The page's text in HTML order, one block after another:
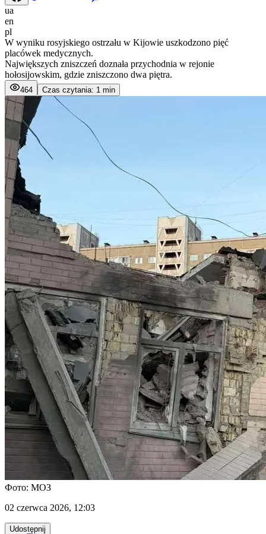
ua
en
pl
W wyniku rosyjskiego ostrzału w Kijowie uszkodzono pięć
placówek medycznych.
Największych zniszczeń doznała przychodnia w rejonie
hołosijowskim, gdzie zniszczono dwa piętra.
464 Czas czytania: 1 min
Фото: МОЗ
02 czerwca 2026, 12:03
Udostępnij